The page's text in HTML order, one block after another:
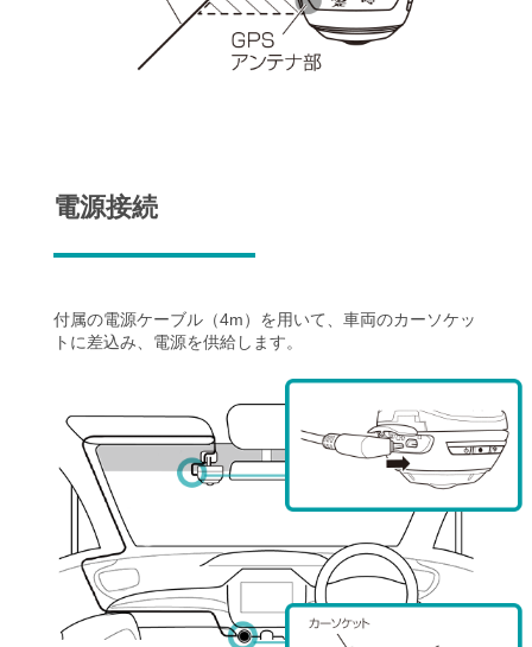
電源接続
付属の電源ケーブル（4m）を用いて、車両のカーソケッ
トに差込み、電源を供給します。